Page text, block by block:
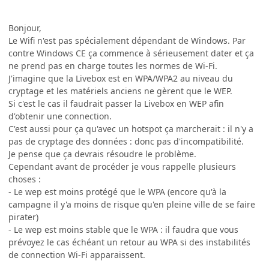
Bonjour,
Le Wifi n'est pas spécialement dépendant de Windows. Par
contre Windows CE ça commence à sérieusement dater et ça
ne prend pas en charge toutes les normes de Wi-Fi.
J'imagine que la Livebox est en WPA/WPA2 au niveau du
cryptage et les matériels anciens ne gèrent que le WEP.
Si c'est le cas il faudrait passer la Livebox en WEP afin
d'obtenir une connection.
C'est aussi pour ça qu'avec un hotspot ça marcherait : il n'y a
pas de cryptage des données : donc pas d'incompatibilité.
Je pense que ça devrais résoudre le problème.
Cependant avant de procéder je vous rappelle plusieurs
choses :
- Le wep est moins protégé que le WPA (encore qu'à la
campagne il y'a moins de risque qu'en pleine ville de se faire
pirater)
- Le wep est moins stable que le WPA : il faudra que vous
prévoyez le cas échéant un retour au WPA si des instabilités
de connection Wi-Fi apparaissent.